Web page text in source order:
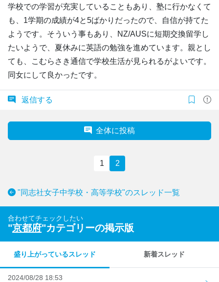
学校での学習が充実していることもあり、塾に行かなくて
も、1学期の成績が4と5ばかりだったので、自信が持てた
ようです。そういう事もあり、NZ/AUSに短期交換留学し
たいようで、夏休みに英語の勉強を進めています。親とし
ても、こむらさき通信で学校生活が見られるがよいです。
同女にして良かったです。
返信する
全体に投稿
1 2
"同志社女子中学校・高等学校"のスレッド一覧
合わせてチェックしたい
"京都府"カテゴリーの掲示版
盛り上がっているスレッド 新着スレッド
2024/08/28 18:53